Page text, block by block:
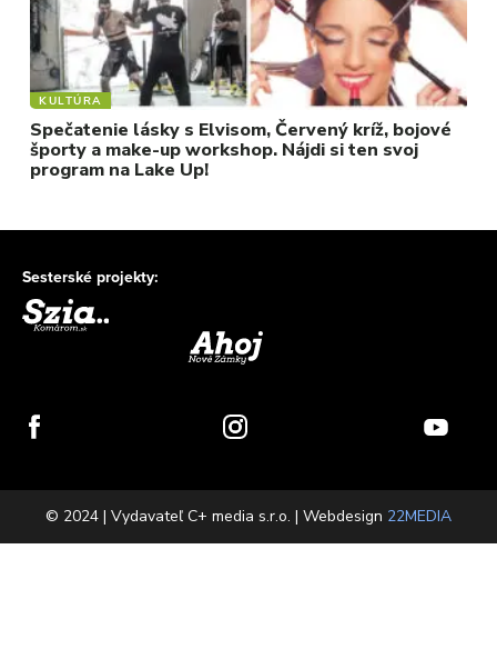
KULTÚRA
Spečatenie lásky s Elvisom, Červený kríž, bojové
športy a make-up workshop. Nájdi si ten svoj
program na Lake Up!
Sesterské projekty:
© 2024 | Vydavateľ C+ media s.r.o. | Webdesign 22MEDIA